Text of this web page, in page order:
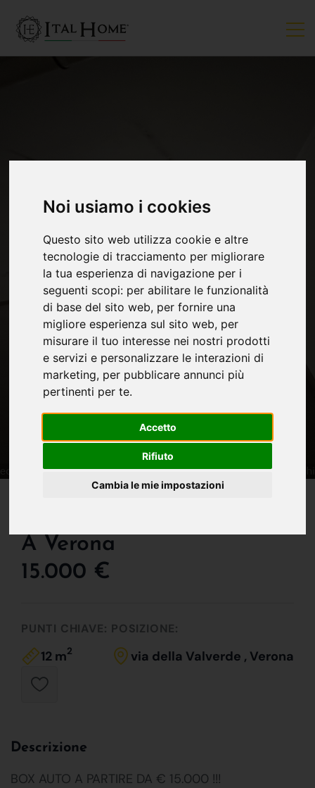
Noi usiamo i cookies
Questo sito web utilizza cookie e altre
tecnologie di tracciamento per migliorare
la tua esperienza di navigazione per i
seguenti scopi: per abilitare le funzionalità
di base del sito web, per fornire una
migliore esperienza sul sito web, per
misurare il tuo interesse nei nostri prodotti
e servizi e personalizzare le interazioni di
marketing, per pubblicare annunci più
pertinenti per te.
Accetto
Rifiuto
Cambia le mie impostazioni
VENDUTO
A Verona
15.000 €
PUNTI CHIAVE:
12 m2
POSIZIONE:
via della Valverde , Verona
Descrizione
BOX AUTO A PARTIRE DA € 15.000 !!!